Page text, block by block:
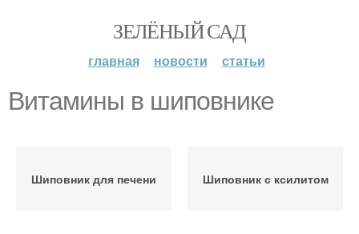
ЗЕЛЁНЫЙ САД
главная новости статьи
Витамины в шиповнике
Шиповник для печени Шиповник с ксилитом